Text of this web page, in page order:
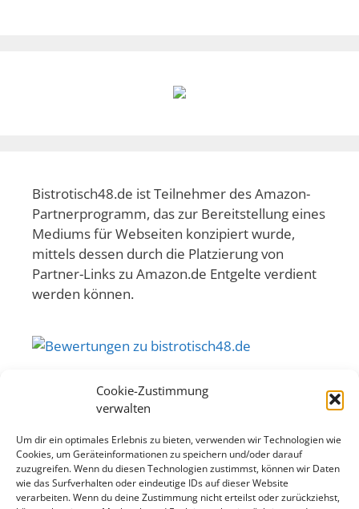
Cookie-Zustimmung
verwalten
Um dir ein optimales Erlebnis zu bieten, verwenden wir Technologien wie
Cookies, um Geräteinformationen zu speichern und/oder darauf
zuzugreifen. Wenn du diesen Technologien zustimmst, können wir Daten
wie das Surfverhalten oder eindeutige IDs auf dieser Website
verarbeiten. Wenn du deine Zustimmung nicht erteilst oder zurückziehst,
Bistrotisch48.de ist Teilnehmer des Amazon-
Partnerprogramm, das zur Bereitstellung eines
Mediums für Webseiten konzipiert wurde,
mittels dessen durch die Platzierung von
Partner-Links zu Amazon.de Entgelte verdient
werden können.
Die mit Sternchen (*) gekennzeichneten
Verweise sind sogenannte Provision-Links.
Wenn du auf so einen Verweislink klickst und
über diesen Link einkaufst, bekomme ich von
deinem Einkauf eine Provision. Für dich
verändert sich der Preis nicht.